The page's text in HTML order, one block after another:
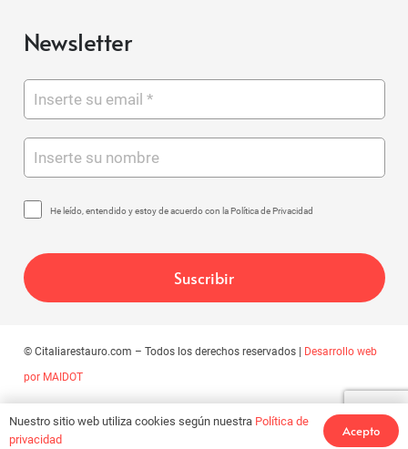
Newsletter
He leído, entendido y estoy de acuerdo con la Política de Privacidad
© Citaliarestauro.com – Todos los derechos reservados |
Desarrollo web
por MAIDOT
Nuestro sitio web utiliza cookies según nuestra Política de
privacidad
Acepto